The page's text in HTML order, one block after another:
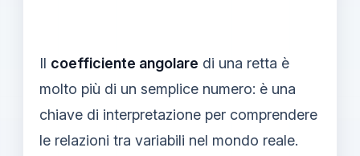
Il coefficiente angolare di una retta è
molto più di un semplice numero: è una
chiave di interpretazione per comprendere
le relazioni tra variabili nel mondo reale.